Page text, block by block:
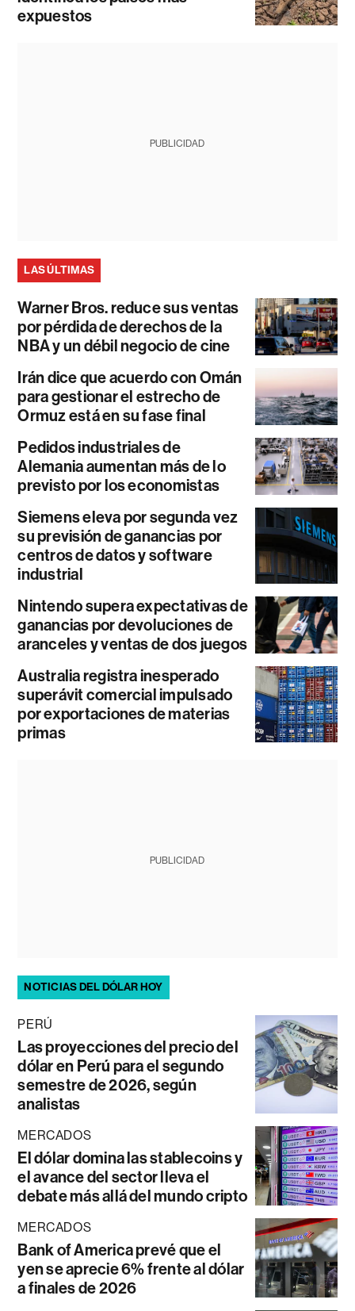
expuestos
PUBLICIDAD
LAS ÚLTIMAS
Warner Bros. reduce sus ventas
por pérdida de derechos de la
NBA y un débil negocio de cine
Irán dice que acuerdo con Omán
para gestionar el estrecho de
Ormuz está en su fase final
Pedidos industriales de
Alemania aumentan más de lo
previsto por los economistas
Siemens eleva por segunda vez
su previsión de ganancias por
centros de datos y software
industrial
Nintendo supera expectativas de
ganancias por devoluciones de
aranceles y ventas de dos juegos
Australia registra inesperado
superávit comercial impulsado
por exportaciones de materias
primas
PUBLICIDAD
NOTICIAS DEL DÓLAR HOY
PERÚ
Las proyecciones del precio del
dólar en Perú para el segundo
semestre de 2026, según
analistas
MERCADOS
El dólar domina las stablecoins y
el avance del sector lleva el
debate más allá del mundo cripto
MERCADOS
Bank of America prevé que el
yen se aprecie 6% frente al dólar
a finales de 2026